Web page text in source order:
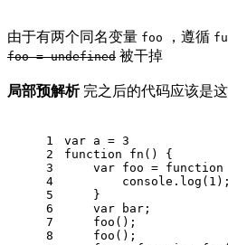
由于有两个同名变量 foo ，遵循
foo = undefined 被干掉
局部预解析完之后的代码应该是这
1
2
3
4
5
6
7
8
var a = 3
function
fn ( ) {
var foo = function
console .log( 1 );
    }
var bar;
    foo();
    foo();